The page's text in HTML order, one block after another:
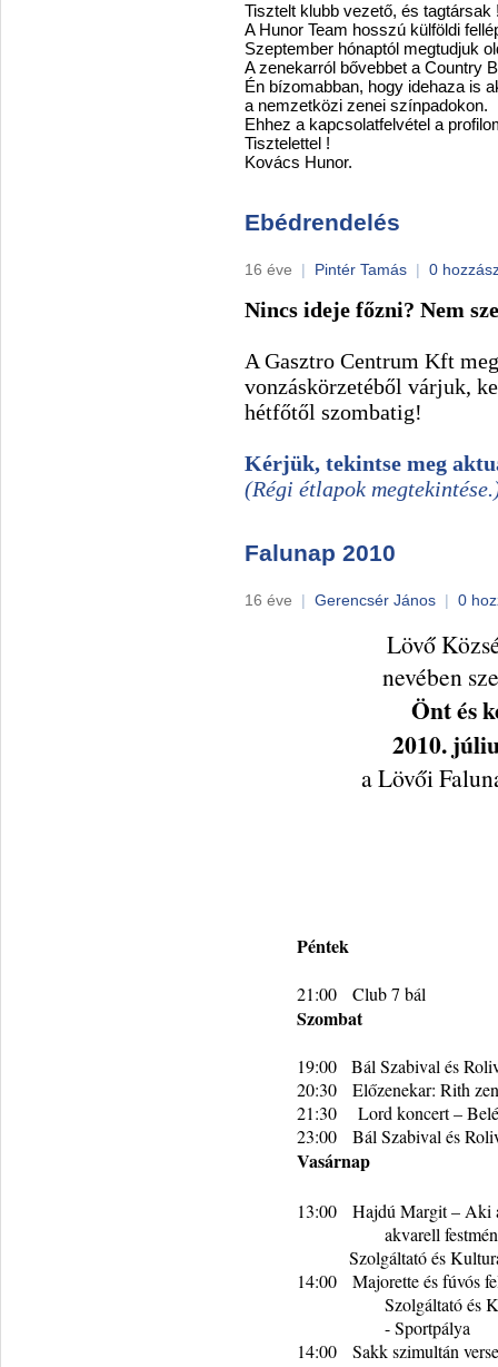
Tisztelt klubb vezető, és tagtársak
A Hunor Team hosszú külföldi
Szeptember hónaptól megtudjuk
A zenekarról bővebbet a Country
Én bízomabban, hogy idehaza is
a nemzetközi zenei színpadokon.
Ehhez a kapcsolatfelvétel a
Tisztelettel !
Kovács Hunor.
Ebédrendelés
16 éve | Pintér Tamás | 0
Nincs ideje főzni? Nem
A Gasztro Centrum Kft
vonzáskörzetéből várjuk,
hétfőtől szombatig!
Kérjük, tekintse meg
(Régi étlapok
Falunap 2010
16 éve | Gerencsér János | 0
Lövő
nevében
Öntés
2010.
a Lövői
Péntek
21:00 Club 7 bál
Szombat
19:00
Bál Szabival és
20:30
Előzenekar: Rith
21:30
Lord koncert –
23:00
Bál Szabival és
Vasárnap
13:00
Hajdú Margit – Aki
akvarell
Szolgáltató és
14:00
Majorette és fúvós
Szolgáltató és
- Sportpálya
14:00
Sakk szimultán